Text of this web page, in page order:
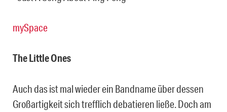
mySpace
The Little Ones
Auch das ist mal wieder ein Bandname über dessen
Großartigkeit sich trefflich debatieren ließe. Doch am